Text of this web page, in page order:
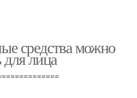
средства можно
для лица